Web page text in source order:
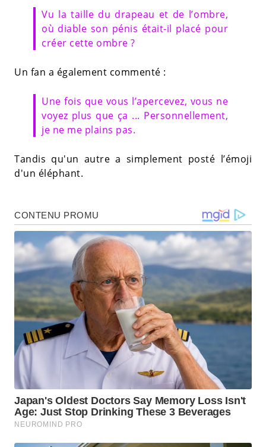
Vu la taille du drapeau et de l’ombre,
où diable son pénis était-il placé pour
créer cette ombre ?
Un fan a également commenté :
Une fois que vous l’apercevez, vous ne
voyez plus que ça ... Personnellement,
je ne me plains pas.
Tandis qu'un autre a simplement posté l’émoji
d'un éléphant.